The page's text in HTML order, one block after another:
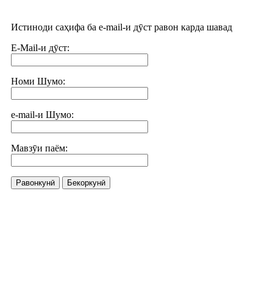
Истиноди саҳифа ба e-mail-и дӯст равон карда шавад
E-Mail-и дӯст:
Номи Шумо:
e-mail-и Шумо:
Мавзӯи паём:
Равонкунӣ Бекоркунӣ